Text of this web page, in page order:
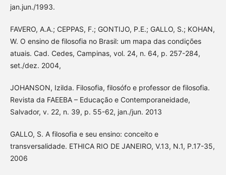
jan.jun./1993.
FAVERO, A.A.; CEPPAS, F.; GONTIJO, P.E.; GALLO, S.; KOHAN,
W. O ensino de filosofia no Brasil: um mapa das condições
atuais. Cad. Cedes, Campinas, vol. 24, n. 64, p. 257-284,
set./dez. 2004,
JOHANSON, Izilda. Filosofia, filosófo e professor de filosofia.
Revista da FAEEBA – Educação e Contemporaneidade,
Salvador, v. 22, n. 39, p. 55-62, jan./jun. 2013
GALLO, S. A filosofia e seu ensino: conceito e
transversalidade. ETHICA RIO DE JANEIRO, V.13, N.1, P.17-35,
2006